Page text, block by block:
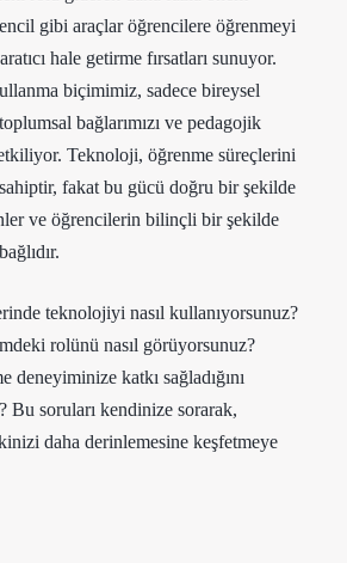
gibi araçlar öğrencilere öğrenmeyi
hale getirme fırsatları sunuyor.
biçimimiz, sadece bireysel
bağlarımızı ve pedagojik
etkiliyor. Teknoloji, öğrenme süreçlerini
fakat bu gücü doğru bir şekilde
ve öğrencilerin bilinçli bir şekilde
teknolojiyi nasıl kullanıyorsunuz?
rolünü nasıl görüyorsunuz?
katkı sağladığını
Bu soruları kendinize sorarak,
daha derinlemesine keşfetmeye